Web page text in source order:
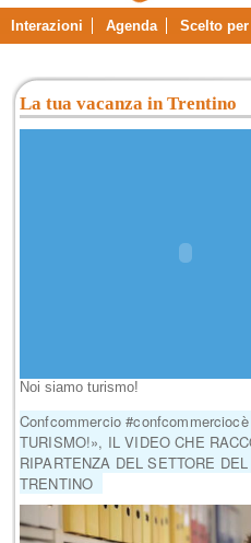
Interazioni Agenda Scelto per
La tua vacanza in Trentino
Noi siamo turismo!
Confcommercio
TURISMO!», IL VIDEO CHE
RIPARTENZA DEL SETTORE
TRENTINO